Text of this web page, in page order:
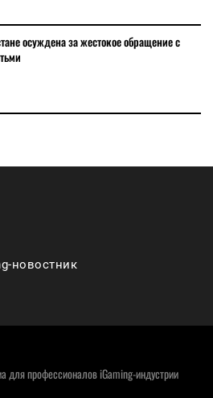
осуждена за жестокое обращение с
новостник
профессионалов iGaming-индустрии